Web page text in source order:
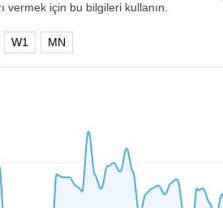
vermek için bu bilgileri kullanın.
W1 MN